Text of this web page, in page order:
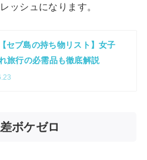
ッシュになります。
【セブ島の持ち物リスト】女子
旅行の必需品も徹底解説
ボケゼロ